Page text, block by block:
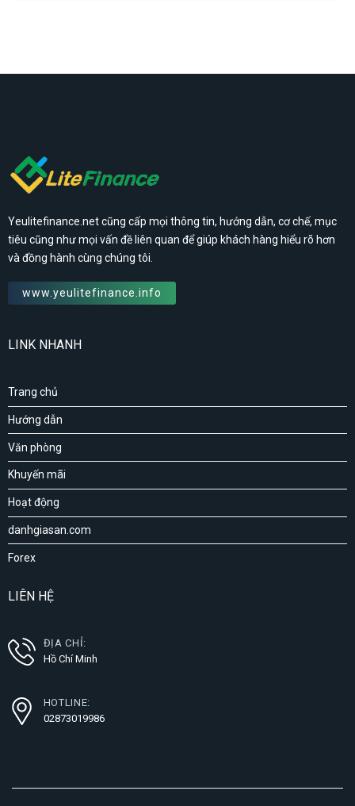
Yeulitefinance.net cũng cấp mọi thông tin, hướng dẫn, cơ chế, mục
tiêu cũng như mọi vấn đề liên quan để giúp khách hàng hiểu rõ hơn
và đồng hành cùng chúng tôi.
www.yeulitefinance.info
LINK NHANH
Trang chủ
Hướng dẫn
Văn phòng
Khuyến mãi
Hoạt động
danhgiasan.com
Forex
LIÊN HỆ
ĐỊA CHỈ:
Hồ Chí Minh
HOTLINE:
02873019986